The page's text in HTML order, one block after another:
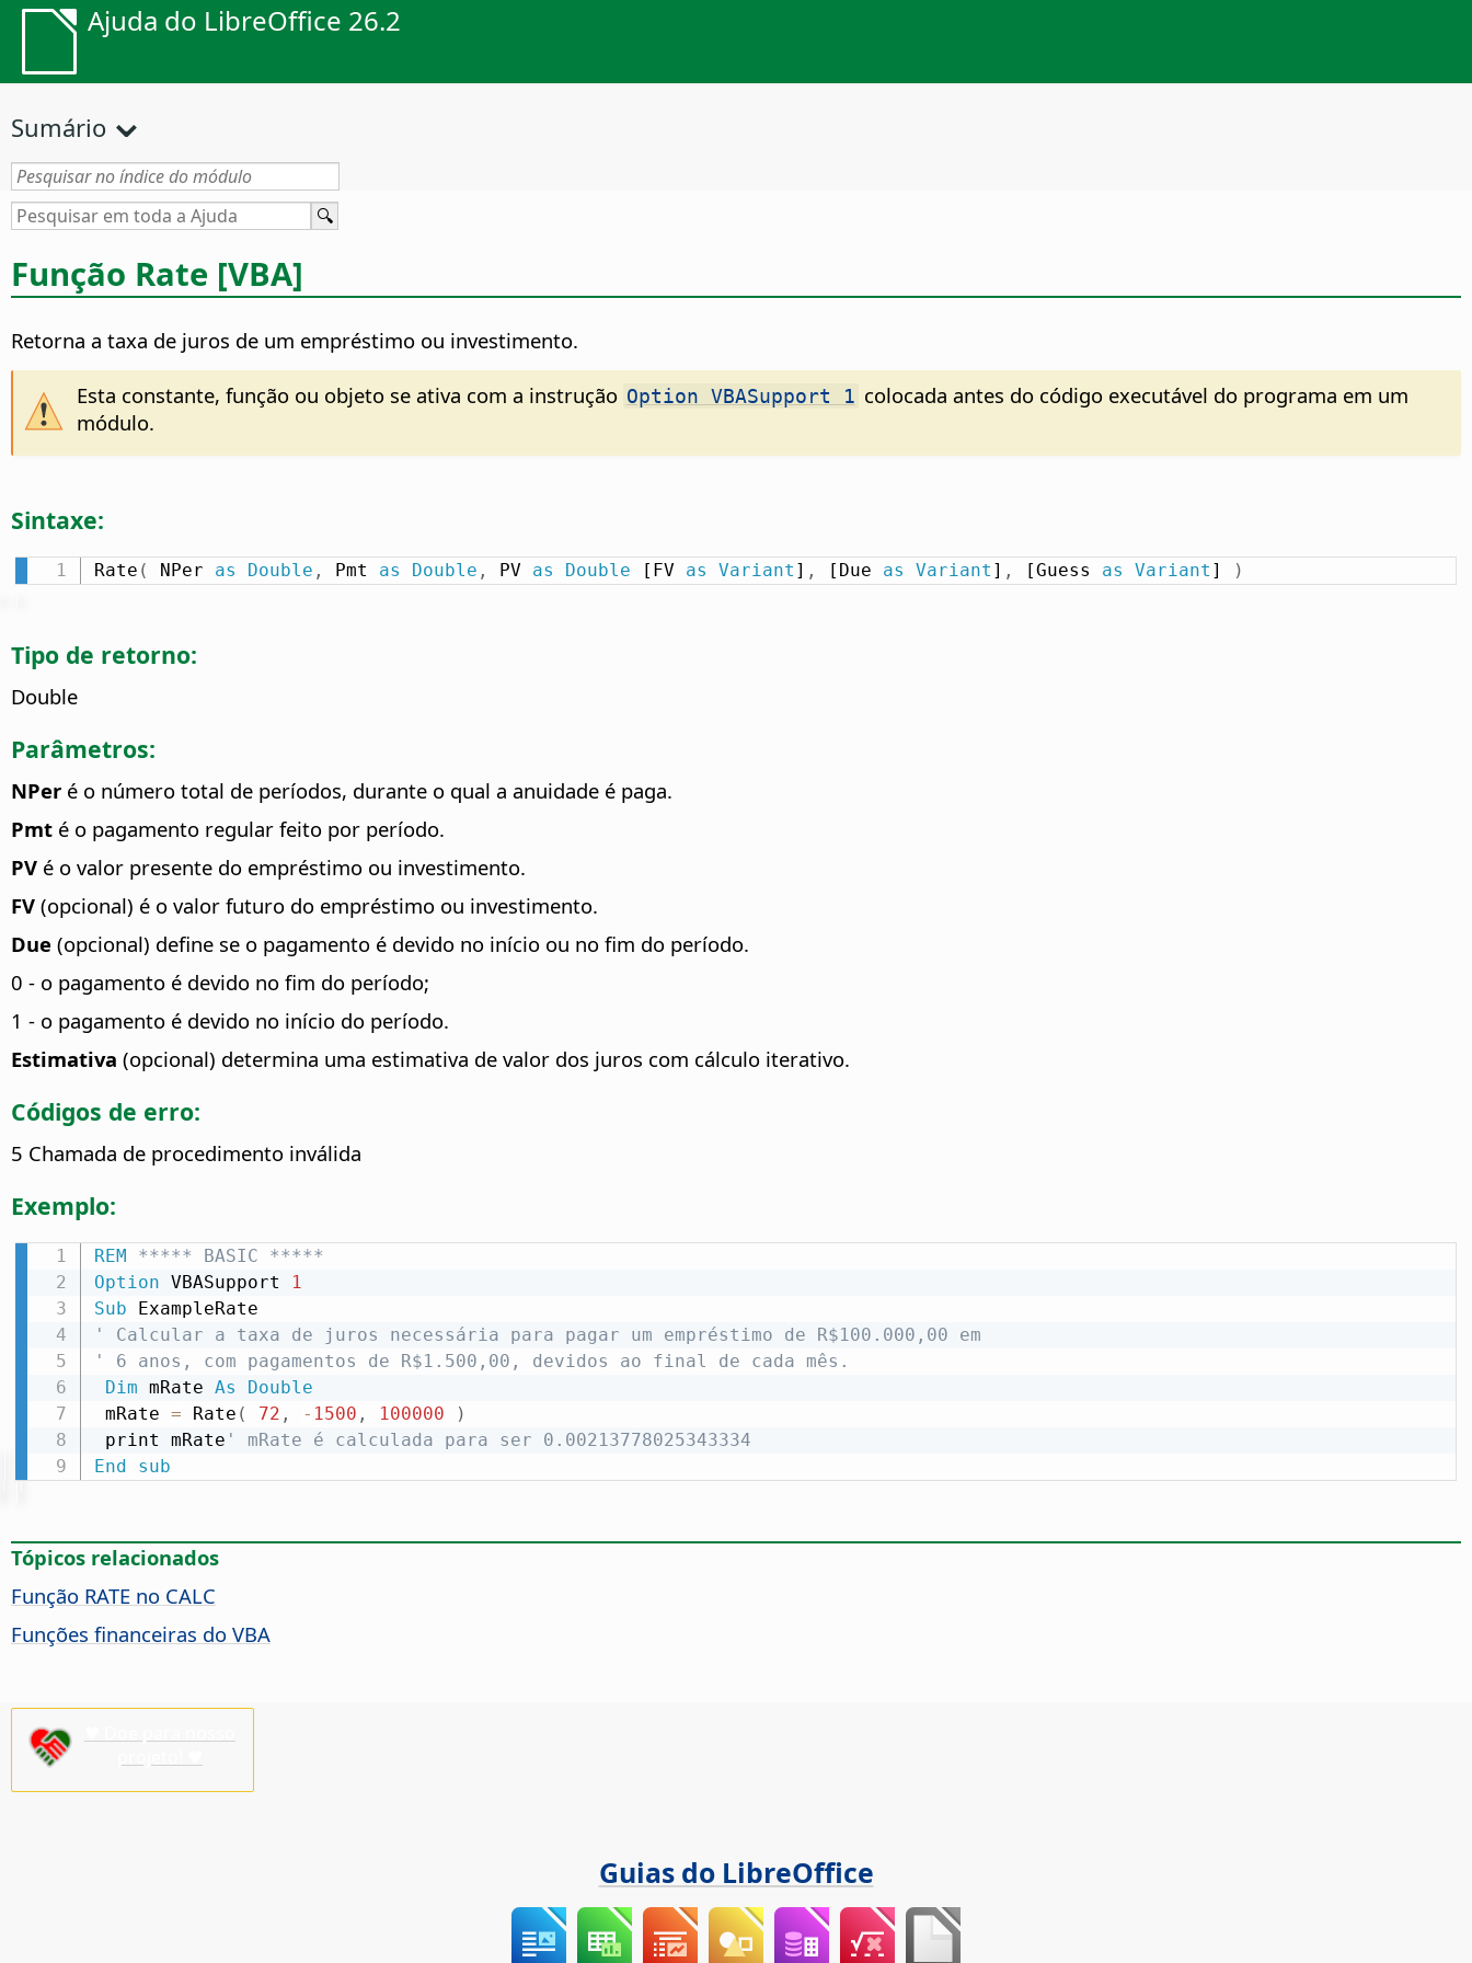
Ajuda do LibreOffice 26.2
Sumário
Função Rate [VBA]
Retorna a taxa de juros de um empréstimo ou investimento.
Esta constante, função ou objeto se ativa com a instrução Option VBASupport 1 colocada antes do código executável do programa em um
módulo.
Sintaxe:
Rate ( NPer as Double , Pmt as Double , PV as Double [FV as Variant ] , [Due as Variant ] , [Guess as Variant ] )
Tipo de retorno:
Double
Parâmetros:
NPer é o número total de períodos, durante o qual a anuidade é paga.
Pmt é o pagamento regular feito por período.
PV é o valor presente do empréstimo ou investimento.
FV (opcional) é o valor futuro do empréstimo ou investimento.
Due (opcional) define se o pagamento é devido no início ou no fim do período.
0 - o pagamento é devido no fim do período;
1 - o pagamento é devido no início do período.
Estimativa (opcional) determina uma estimativa de valor dos juros com cálculo iterativo.
Códigos de erro:
5 Chamada de procedimento inválida
Exemplo:
REM ***** BASIC *****
Option VBASupport
1
Sub
' Calcular a taxa de juros necessária para pagar um empréstimo de R$100.000,00 em
' 6 anos, com pagamentos de R$1.500,00, devidos ao final de cada mês.
Dim mRate As
Double
mRate = Rate ( 72 , - 1500 , 100000
)
print mRate ' mRate é calculada para ser 0.00213778025343334
End
sub
Tópicos relacionados
Função RATE no CALC
Funções financeiras do VBA
Guias do LibreOffice